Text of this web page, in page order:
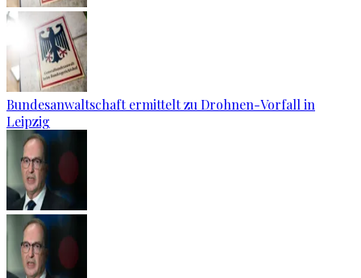
Bundesanwaltschaft ermittelt zu Drohnen-Vorfall in
Leipzig